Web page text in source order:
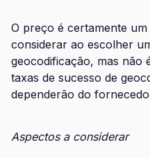
O preço é certamente
considerar ao escolher
geocodificação, mas não
taxas de sucesso de
dependerão do
Aspectos a considerar